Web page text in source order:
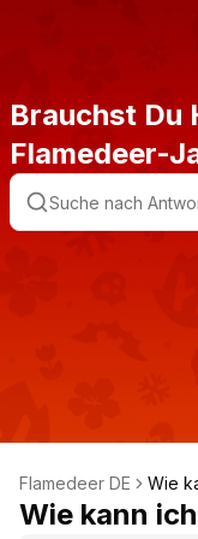
Brauchst Du
Flamedeer-
Flamedeer DE Wie
Wie kann